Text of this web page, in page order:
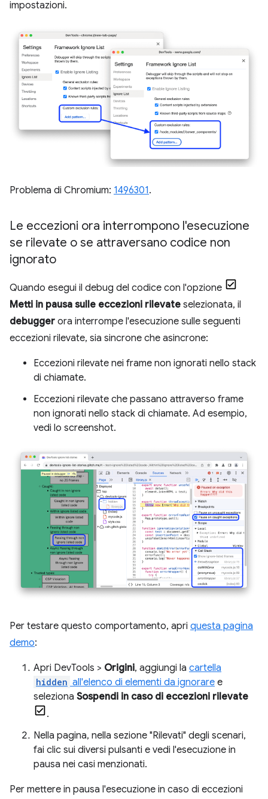
impostazioni.
Problema di Chromium: 1496301.
Le eccezioni ora interrompono l'esecuzione
se rilevate o se attraversano codice non
ignorato
Quando esegui il debug del codice con l'opzione
Metti in pausa sulle eccezioni rilevate selezionata, il
debugger ora interrompe l'esecuzione sulle seguenti
eccezioni rilevate, sia sincrone che asincrone:
Eccezioni rilevate nei frame non ignorati nello stack
di chiamate.
Eccezioni rilevate che passano attraverso frame
non ignorati nello stack di chiamate. Ad esempio,
vedi lo screenshot.
Per testare questo comportamento, apri questa pagina
demo:
Apri DevTools > Origini, aggiungi la cartella
hidden all'elenco di elementi da ignorare e
seleziona Sospendi in caso di eccezioni rilevate
.
Nella pagina, nella sezione "Rilevati" degli scenari,
fai clic sui diversi pulsanti e vedi l'esecuzione in
pausa nei casi menzionati.
Per mettere in pausa l'esecuzione in caso di eccezioni